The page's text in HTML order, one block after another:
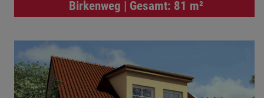
Birkenweg | Gesamt: 81 m²